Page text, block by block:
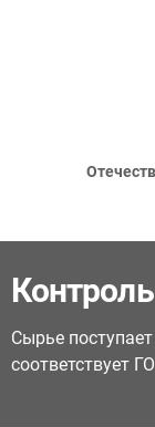
Сырье
соответствует